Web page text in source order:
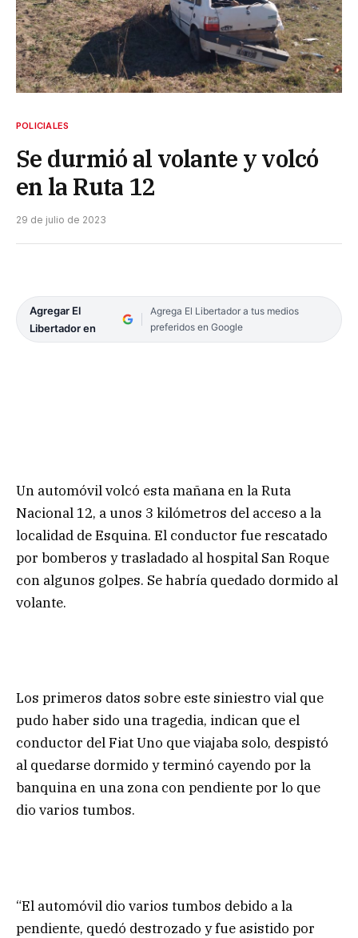
POLICIALES
Se durmió al volante y volcó
en la Ruta 12
29 de julio de 2023
Agregar El
Libertador en
Agrega El Libertador a tus medios
preferidos en Google
Un automóvil volcó esta mañana en la Ruta
Nacional 12, a unos 3 kilómetros del acceso a la
localidad de Esquina. El conductor fue rescatado
por bomberos y trasladado al hospital San Roque
con algunos golpes. Se habría quedado dormido al
volante.
Los primeros datos sobre este siniestro vial que
pudo haber sido una tragedia, indican que el
conductor del Fiat Uno que viajaba solo, despistó
al quedarse dormido y terminó cayendo por la
banquina en una zona con pendiente por lo que
dio varios tumbos.
“El automóvil dio varios tumbos debido a la
pendiente, quedó destrozado y fue asistido por